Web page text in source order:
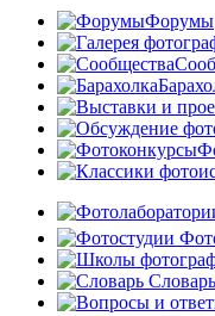
Форумы
Словарь